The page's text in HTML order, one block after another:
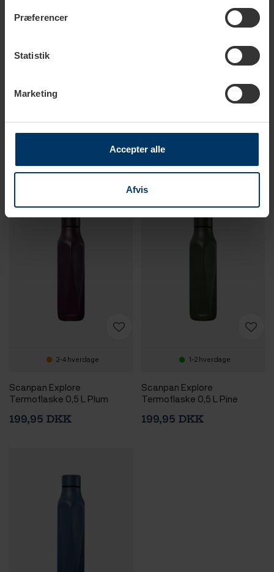
Præferencer
Statistik
Marketing
Accepter alle
Afvis
1-2 hverdage
Scanpan Explore
1-2 hverdage
Scanpan Explore
2-4 hverdage
Scanpan Explore
Termoflaske 0,5 L Plum
199,95 DKK
1-2 hverdage
Scanpan Explore
Termoflaske 0,5 L Pine
199,95 DKK